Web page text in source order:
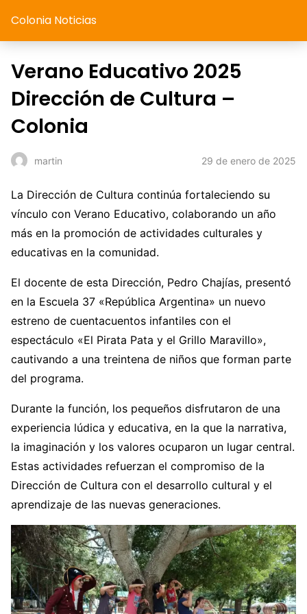
Colonia Noticias
Verano Educativo 2025
Dirección de Cultura –
Colonia
martin 29 de enero de 2025
La Dirección de Cultura continúa fortaleciendo su
vínculo con Verano Educativo, colaborando un año
más en la promoción de actividades culturales y
educativas en la comunidad.
El docente de esta Dirección, Pedro Chajías, presentó
en la Escuela 37 «República Argentina» un nuevo
estreno de cuentacuentos infantiles con el
espectáculo «El Pirata Pata y el Grillo Maravillo»,
cautivando a una treintena de niños que forman parte
del programa.
Durante la función, los pequeños disfrutaron de una
experiencia lúdica y educativa, en la que la narrativa,
la imaginación y los valores ocuparon un lugar central.
Estas actividades refuerzan el compromiso de la
Dirección de Cultura con el desarrollo cultural y el
aprendizaje de las nuevas generaciones.